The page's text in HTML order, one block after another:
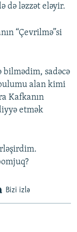
də ləzzət eləyir.
“Çevrilmə”si
bilmədim, sadəcə
alan kimi
Kafkanın
etmək
Bizi izlə